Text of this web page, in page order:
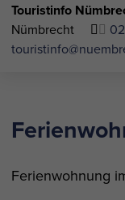
Touristinfo
Nümbrecht
Ferienwohnung